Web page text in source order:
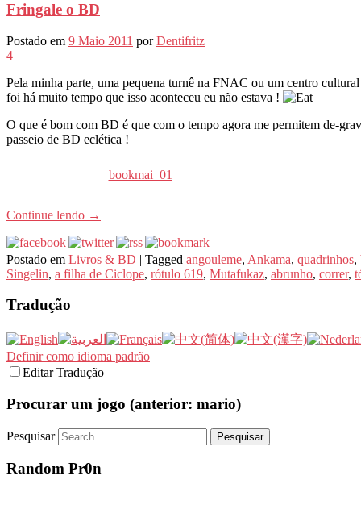
Fringale o BD
Postado em 9 Maio 2011 porDentifritz
4
Pela minha parte, uma pequena turnê na FNAC ou um centro
foi há muito tempo que isso aconteceu eu não estava !
O que é bom com BD é que com o tempo agora me permitem de-
passeio de BD eclética !
bookmai_01
Continue lendo →
Postado em Livros & BD | Tagged angouleme, Ankama, quadrinhos,
Singelin, a filha de Ciclope, rótulo 619, Mutafukaz, abrunho, correr,
Tradução
Definir como idioma padrão
Editar Tradução
Procurar um jogo (anterior: mario)
Pesquisar
Random Pr0n